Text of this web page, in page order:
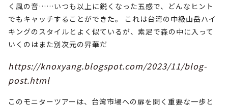
く風の音……いつも以上に鋭くなった五感で、どんなヒント
でもキャッチすることができた。 これは台湾の中級山岳ハイ
キングのスタイルとよく似ているが、素足で森の中に入って
いくのはまた別次元の昇華だ
https://knoxyang.blogspot.com/2023/11/blog-
post.html
このモニターツアーは、台湾市場への扉を開く重要な一歩と